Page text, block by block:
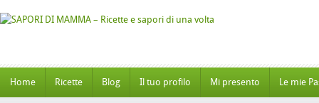
Home Ricette Blog Il tuo profilo Mi presento Le mie